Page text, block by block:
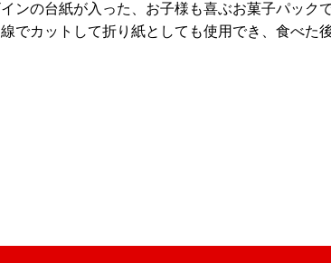
ンの台紙が入った、お子様も喜ぶお菓子パックで
でカットして折り紙としても使用でき、食べ